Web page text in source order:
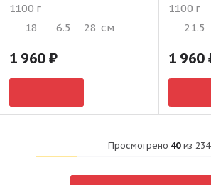
1100 г
18
6.5 28 см
1 960
1100 г
21.5
1 960
Просмотрено 40из234